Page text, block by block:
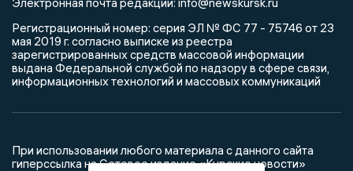
Регистрационный номер: серия ЭЛ № ФС 77 - 75746 от 23
мая 2019 г. согласно выписке из реестра
зарегистрированных средств массовой информации
выдана Федеральной службой по надзору в сфере связи,
информационных технологий и массовых коммуникаций
При использовании любого материала с данного сайта
гиперссылка на Сетевое издание «Курские новости»